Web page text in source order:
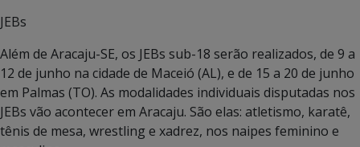
JEBs
Além de Aracaju-SE, os JEBs sub-18 serão realizados, de 9 a
12 de junho na cidade de Maceió (AL), e de 15 a 20 de junho
em Palmas (TO). As modalidades individuais disputadas nos
JEBs vão acontecer em Aracaju. São elas: atletismo, karatê,
tênis de mesa, wrestling e xadrez, nos naipes feminino e